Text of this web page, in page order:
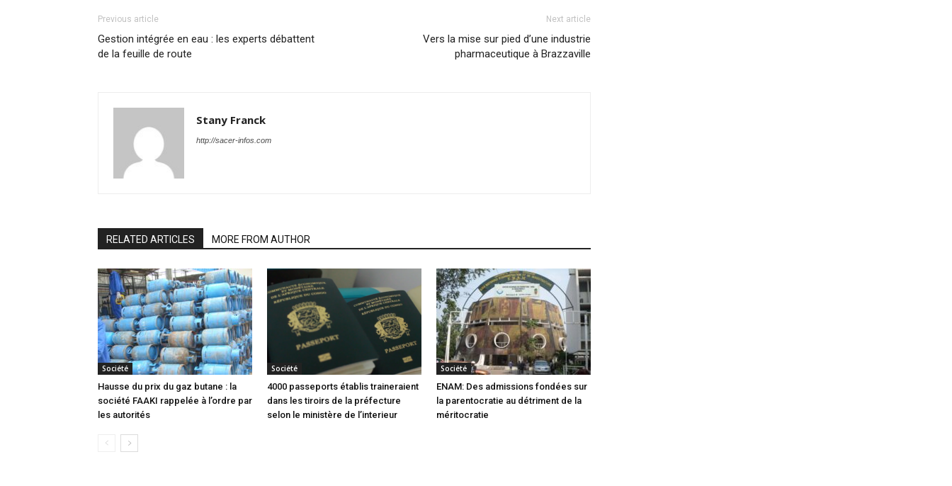
Previous article
Gestion intégrée en eau : les experts débattent
de la feuille de route
Next article
Vers la mise sur pied d’une industrie
pharmaceutique à Brazzaville
Stany Franck
http://sacer-infos.com
RELATED ARTICLES MORE FROM AUTHOR
Société
Hausse du prix du gaz butane : la
société FAAKI rappelée à l’ordre par
les autorités
Société
4000 passeports établis traineraient
dans les tiroirs de la préfecture
selon le ministère de l’interieur
Société
ENAM: Des admissions fondées sur
la parentocratie au détriment de la
méritocratie